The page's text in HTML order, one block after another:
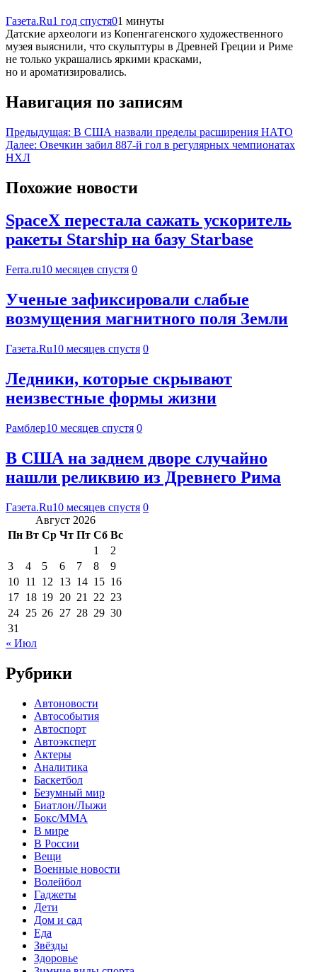
Газета.Ru1 год спустя01 минуты
Датские археологи из Копенгагенского художественного
музея выяснили, что скульптуры в Древней Греции и Риме
не только украшались яркими красками,
но и ароматизировались.
Навигация по записям
Предыдущая: В США назвали пределы расширения НАТО
Далее: Овечкин забил 887‑й гол в регулярных чемпионатах
НХЛ
Похожие новости
SpaceX перестала сажать ускоритель
ракеты Starship на базу Starbase
Ferra.ru10 месяцев спустя 0
Ученые зафиксировали слабые
возмущения магнитного поля Земли
Газета.Ru10 месяцев спустя 0
Ледники, которые скрывают
неизвестные формы жизни
Рамблер10 месяцев спустя 0
В США на заднем дворе случайно
нашли реликвию из Древнего Рима
Газета.Ru10 месяцев спустя 0
Август 2026
Пн Вт Ср Чт Пт Сб Вс
1
2
3
4 5 6 7 8
9
10 11 12 13 14 15 16
17 18 19 20 21 22 23
24 25 26 27 28 29 30
31
« Июл
Рубрики
Автоновости
Автособытия
Автоспорт
Автоэксперт
Актеры
Аналитика
Баскетбол
Безумный мир
Биатлон/Лыжи
Бокс/MMA
В мире
В России
Вещи
Военные новости
Волейбол
Гаджеты
Дети
Дом и сад
Еда
Звёзды
Здоровье